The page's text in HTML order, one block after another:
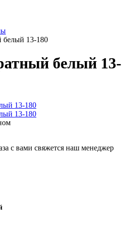
белый 13-180
белый 13-
с вами свяжется наш менеджер